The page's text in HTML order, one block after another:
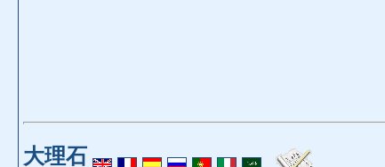
大理石